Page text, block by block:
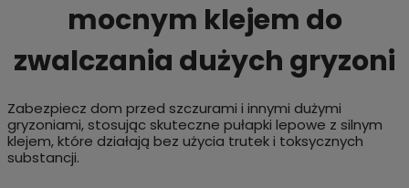
mocnym klejem do
zwalczania dużych gryzoni
Zabezpiecz dom przed szczurami i innymi dużymi
gryzoniami, stosując skuteczne pułapki lepowe z silnym
klejem, które działają bez użycia trutek i toksycznych
substancji.